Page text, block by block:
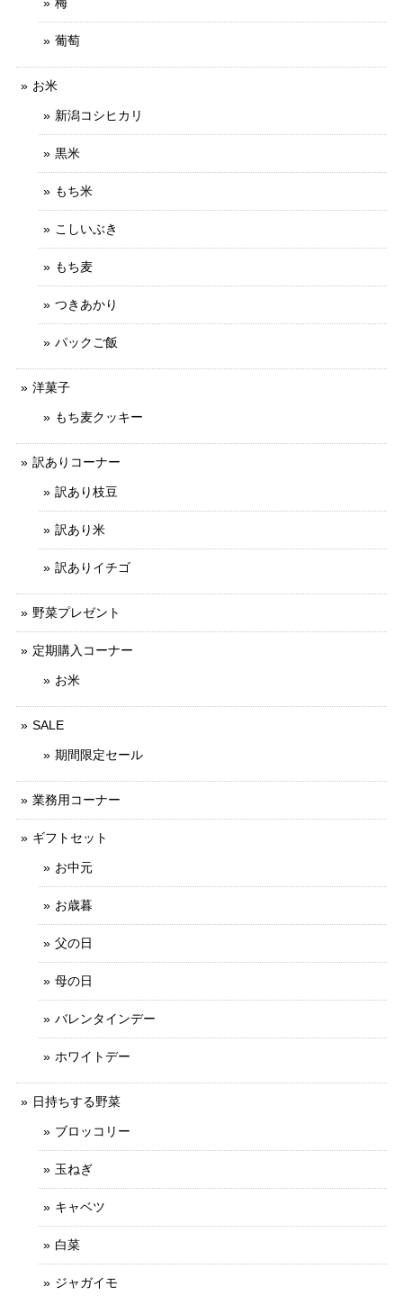
葡萄
お米
新潟コシヒカリ
黒米
もち米
こしいぶき
もち麦
つきあかり
パックご飯
洋菓子
もち麦クッキー
訳ありコーナー
訳あり枝豆
訳あり米
訳ありイチゴ
野菜プレゼント
定期購入コーナー
お米
SALE
期間限定セール
業務用コーナー
ギフトセット
お中元
お歳暮
父の日
母の日
バレンタインデー
ホワイトデー
日持ちする野菜
ブロッコリー
玉ねぎ
キャベツ
白菜
ジャガイモ